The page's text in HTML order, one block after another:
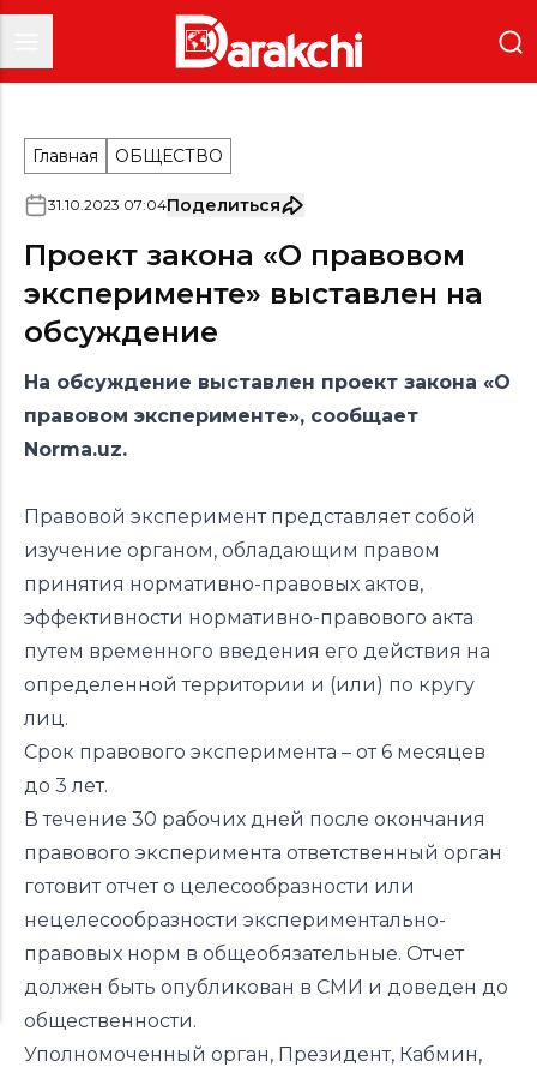
Главная ОБЩЕСТВО
31.10.2023 07:04Поделиться
Проект закона «О правовом
эксперименте» выставлен на
обсуждение
На обсуждение выставлен проект закона «О
правовом эксперименте», сообщает
Norma.uz.
Правовой эксперимент представляет собой
изучение органом, обладающим правом
принятия нормативно-правовых актов,
эффективности нормативно-правового акта
путем временного введения его действия на
определенной территории и (или) по кругу
лиц.
Срок правового эксперимента – от 6 месяцев
до 3 лет.
В течение 30 рабочих дней после окончания
правового эксперимента ответственный орган
готовит отчет о целесообразности или
нецелесообразности экспериментально-
правовых норм в общеобязательные. Отчет
должен быть опубликован в СМИ и доведен до
общественности.
Уполномоченный орган, Президент, Кабмин,